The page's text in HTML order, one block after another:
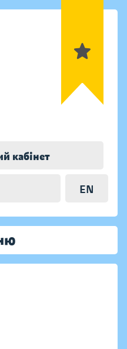
кабінет
EN